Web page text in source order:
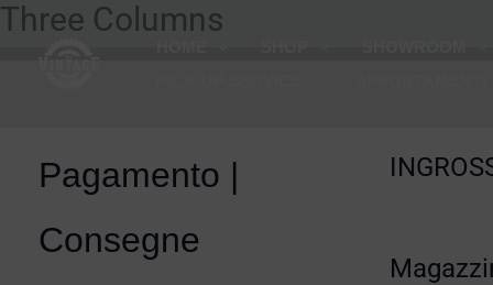
Vai
Three Columns
Pagamento |
Consegne